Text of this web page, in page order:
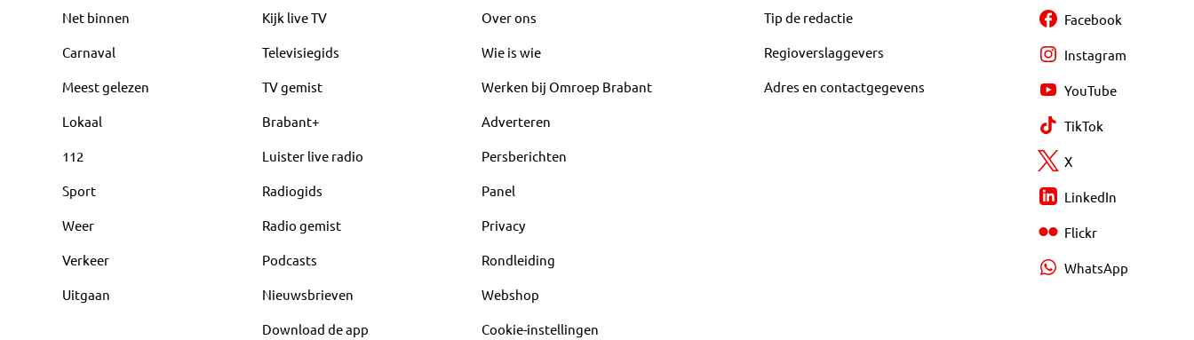
Net binnen
Carnaval
Meest gelezen
Lokaal
112
Sport
Weer
Verkeer
Uitgaan
Kijk live TV
Televisiegids
TV gemist
Brabant+
Luister live radio
Radiogids
Radio gemist
Podcasts
Nieuwsbrieven
Download de app
Over ons
Wie is wie
Werken bij Omroep Brabant
Adverteren
Persberichten
Panel
Privacy
Rondleiding
Webshop
Cookie-instellingen
Tip de redactie
Regioverslaggevers
Adres en contactgegevens
Facebook
Instagram
YouTube
TikTok
X
LinkedIn
Flickr
WhatsApp